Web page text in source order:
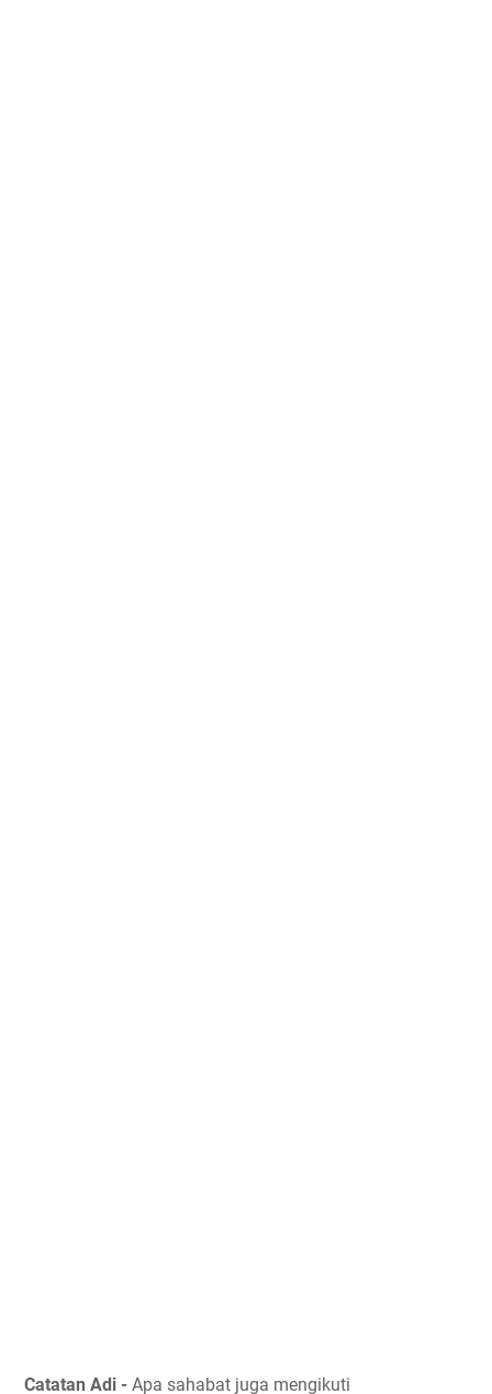
Catatan Adi - Apa sahabat juga mengikuti